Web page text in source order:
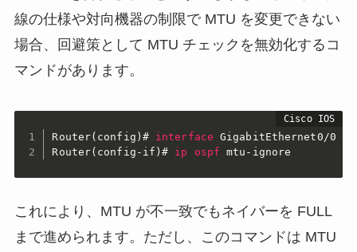
線の仕様や対向機器の制限で MTU を変更できない
場合、回避策として MTU チェックを無効化するコ
マンドがあります。
Router(config)# interface
GigabitEthernet0/0
Router(config-if)# ip ospf mtu-ignore
これにより、MTU が不一致でもネイバーを FULL
まで進められます。ただし、このコマンドは MTU